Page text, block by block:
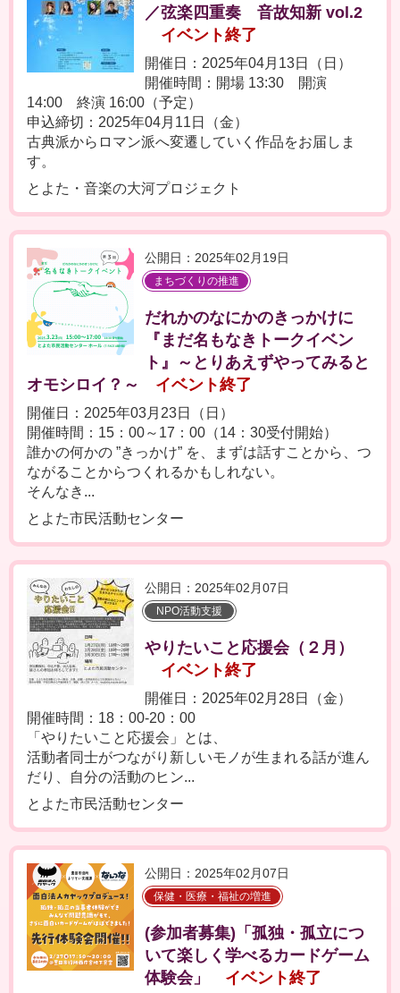
／弦楽四重奏 音故知新 vol.2
イベント終了
開催日：2025年04月13日（日）
開催時間：開場 13:30 開演
14:00 終演 16:00（予定）
申込締切：2025年04月11日（金）
古典派からロマン派へ変遷していく作品をお届しま
す。
とよた・音楽の大河プロジェクト
公開日：2025年02月19日
まちづくりの推進
だれかのなにかのきっかけに
『まだ名もなきトークイベン
ト』～とりあえずやってみると
オモシロイ？～
イベント終了
開催日：2025年03月23日（日）
開催時間：15：00～17：00（14：30受付開始）
誰かの何かの ”きっかけ” を、まずは話すことから、つ
ながることからつくれるかもしれない。
そんなき...
とよた市民活動センター
公開日：2025年02月07日
NPO活動支援
やりたいこと応援会（２月）
イベント終了
開催日：2025年02月28日（金）
開催時間：18：00-20：00
「やりたいこと応援会」とは、
活動者同士がつながり新しいモノが生まれる話が進ん
だり、自分の活動のヒン...
とよた市民活動センター
公開日：2025年02月07日
保健・医療・福祉の増進
(参加者募集)「孤独・孤立につ
いて楽しく学べるカードゲーム
体験会」
イベント終了